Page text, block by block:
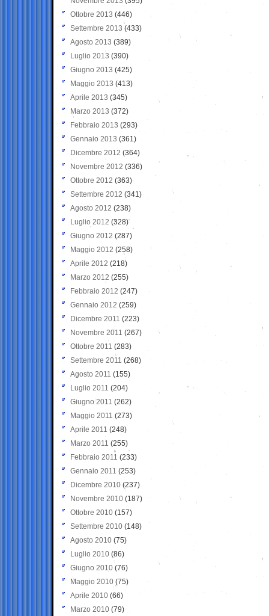
Ottobre 2013 (446)
Settembre 2013 (433)
Agosto 2013 (389)
Luglio 2013 (390)
Giugno 2013 (425)
Maggio 2013 (413)
Aprile 2013 (345)
Marzo 2013 (372)
Febbraio 2013 (293)
Gennaio 2013 (361)
Dicembre 2012 (364)
Novembre 2012 (336)
Ottobre 2012 (363)
Settembre 2012 (341)
Agosto 2012 (238)
Luglio 2012 (328)
Giugno 2012 (287)
Maggio 2012 (258)
Aprile 2012 (218)
Marzo 2012 (255)
Febbraio 2012 (247)
Gennaio 2012 (259)
Dicembre 2011 (223)
Novembre 2011 (267)
Ottobre 2011 (283)
Settembre 2011 (268)
Agosto 2011 (155)
Luglio 2011 (204)
Giugno 2011 (262)
Maggio 2011 (273)
Aprile 2011 (248)
Marzo 2011 (255)
Febbraio 2011 (233)
Gennaio 2011 (253)
Dicembre 2010 (237)
Novembre 2010 (187)
Ottobre 2010 (157)
Settembre 2010 (148)
Agosto 2010 (75)
Luglio 2010 (86)
Giugno 2010 (76)
Maggio 2010 (75)
Aprile 2010 (66)
Marzo 2010 (79)